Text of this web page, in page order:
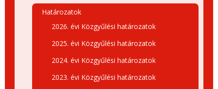
Határozatok
2026. évi Közgyűlési határozatok
2025. évi Közgyűlési határozatok
2024. évi Közgyűlési határozatok
2023. évi Közgyűlési határozatok